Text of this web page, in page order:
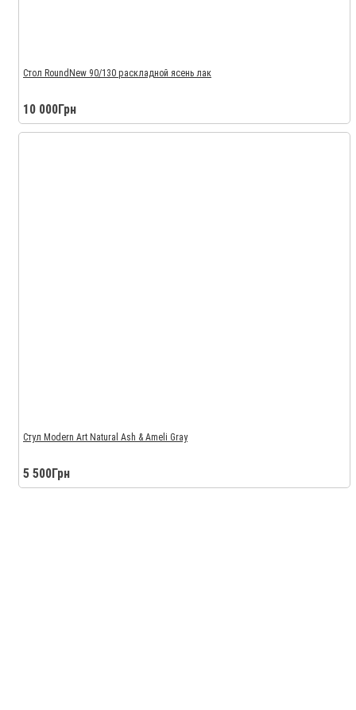
Стол RoundNew 90/130 раскладной ясень лак
10 000Грн
Стул Modern Art Natural Ash & Ameli Gray
5 500Грн